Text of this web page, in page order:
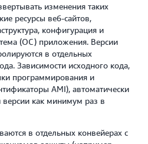
изменения таких
ресурсы веб-сайтов,
конфигурация и
(ОС) приложения. Версии
в отдельных
Зависимости исходного кода,
программирования и
AMI), автоматически
как минимум раз в
в отдельных конвейерах с